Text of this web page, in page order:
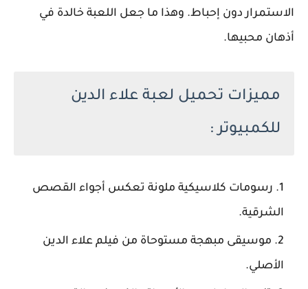
الاستمرار دون إحباط. وهذا ما جعل اللعبة خالدة في
أذهان محبيها.
مميزات تحميل لعبة علاء الدين
للكمبيوتر :
رسومات كلاسيكية ملونة تعكس أجواء القصص
الشرقية.
موسيقى مبهجة مستوحاة من فيلم علاء الدين
الأصلي.